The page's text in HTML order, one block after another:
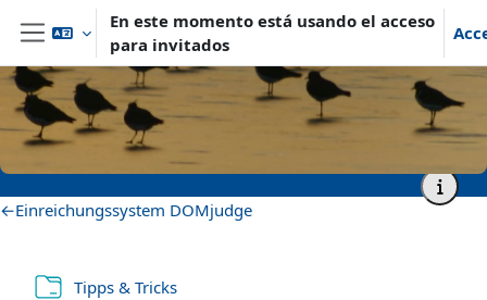
Salta al contenido principal
Panel lateral
En este momento está usando el acceso
para invitados
Página Principal Archiv Sommersemester 2021 Master- und Aufbaustudiengänge SS21_Sem_PC Vorträge / Videos und weitere Materialien
Vorträge / Videos und weitere
Materialien
Perfilado de sección
←Einreichungssystem DOMjudge
Tipps & TricksCarpeta